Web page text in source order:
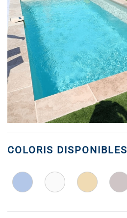
COLORIS DISPONIBLES